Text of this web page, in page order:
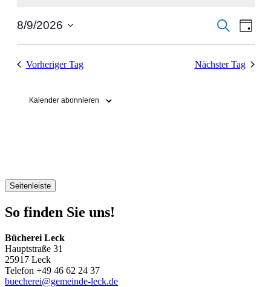
Suche
Suche
Tag
8/9/2026
wählen.
Vorheriger Tag
Nächster Tag
Kalender abonnieren
Seitenleiste
So finden Sie uns!
Bücherei Leck
Hauptstraße 31
25917 Leck
Telefon +49 46 62 24 37
buecherei@gemeinde-leck.de